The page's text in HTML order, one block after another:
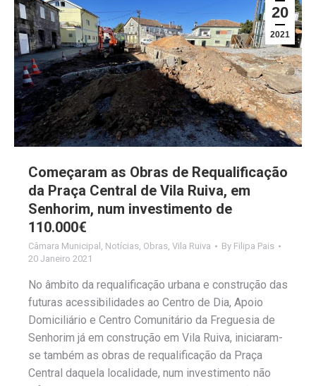
20
2021
Começaram as Obras de Requalificação
da Praça Central de Vila Ruiva, em
Senhorim, num investimento de
110.000€
Câmara Municipal , Notícias, Obras, Vila Ruiva By Filipa Pais
20 Janeiro 2021
No âmbito da requalificação urbana e construção das
futuras acessibilidades ao Centro de Dia, Apoio
Domiciliário e Centro Comunitário da Freguesia de
Senhorim já em construção em Vila Ruiva, iniciaram-
se também as obras de requalificação da Praça
Central daquela localidade, num investimento não